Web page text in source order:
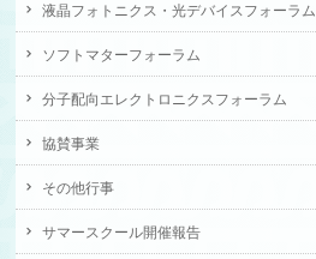
液晶フォトニクス・光デバイスフォーラム
ソフトマターフォーラム
分子配向エレクトロニクスフォーラム
協賛事業
その他行事
サマースクール開催報告